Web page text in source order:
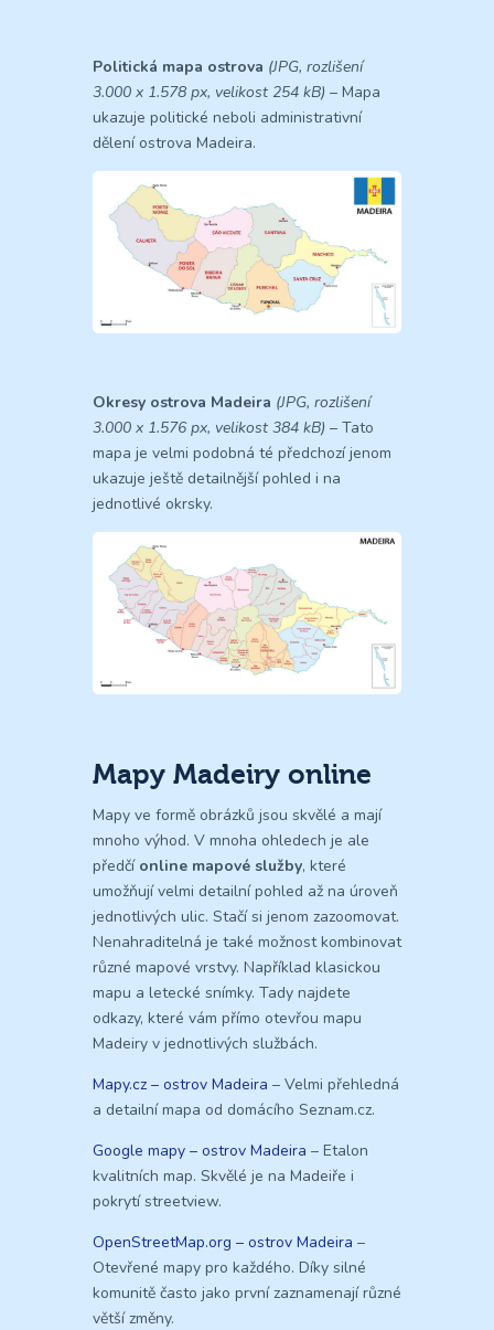
Politická mapa ostrova (JPG, rozlišení
3.000 x 1.578 px, velikost 254 kB) – Mapa
ukazuje politické neboli administrativní
dělení ostrova Madeira.
Okresy ostrova Madeira (JPG, rozlišení
3.000 x 1.576 px, velikost 384 kB) – Tato
mapa je velmi podobná té předchozí jenom
ukazuje ještě detailnější pohled i na
jednotlivé okrsky.
Mapy Madeiry online
Mapy ve formě obrázků jsou skvělé a mají
mnoho výhod. V mnoha ohledech je ale
předčí online mapové služby, které
umožňují velmi detailní pohled až na úroveň
jednotlivých ulic. Stačí si jenom zazoomovat.
Nenahraditelná je také možnost kombinovat
různé mapové vrstvy. Například klasickou
mapu a letecké snímky. Tady najdete
odkazy, které vám přímo otevřou mapu
Madeiry v jednotlivých službách.
Mapy.cz – ostrov Madeira – Velmi přehledná
a detailní mapa od domácího Seznam.cz.
Google mapy – ostrov Madeira – Etalon
kvalitních map. Skvělé je na Madeiře i
pokrytí streetview.
OpenStreetMap.org – ostrov Madeira –
Otevřené mapy pro každého. Díky silné
komunitě často jako první zaznamenají různé
větší změny.